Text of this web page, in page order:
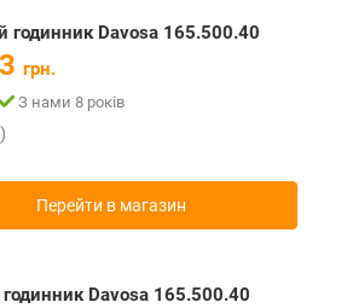
годинник Davosa 165.500.40
грн.
З нами 8 років
Перейти в магазин
Davosa 165.500.40